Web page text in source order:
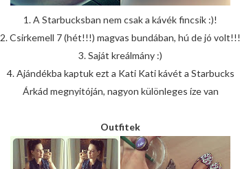
1. A Starbucksban nem csak a kávék fincsik :)!
2. Csirkemell 7 (hét!!!) magvas bundában, hú de jó volt!!!
3. Saját kreálmány :)
4. Ajándékba kaptuk ezt a Kati Kati kávét a Starbucks
Árkád megnyitóján, nagyon különleges íze van
Outfitek